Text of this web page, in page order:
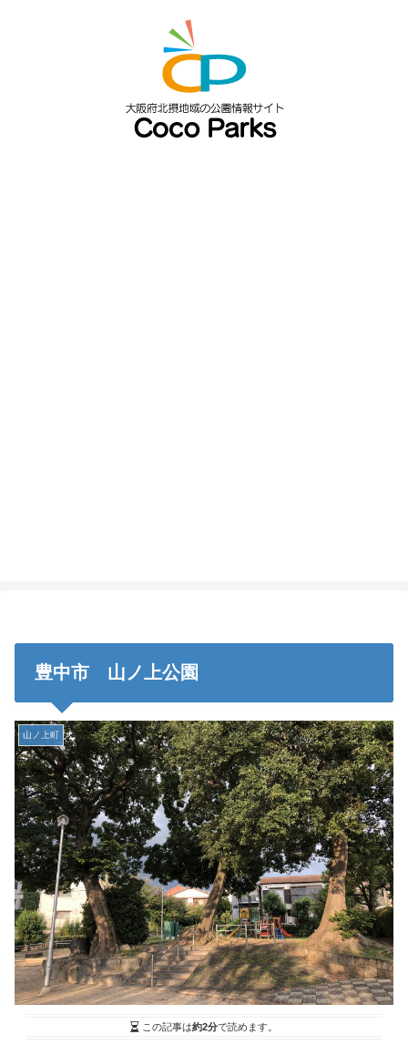
豊中市 山ノ上公園
山ノ上町
この記事は約2分で読めます。